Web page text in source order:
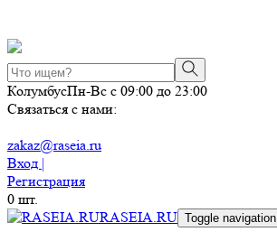
КолумбусПн-Вс с 09:00 до 23:00
Связаться с нами:
zakaz@raseia.ru
Вход |
Регистрация
0 шт.
RASEIA.RU Toggle navigation